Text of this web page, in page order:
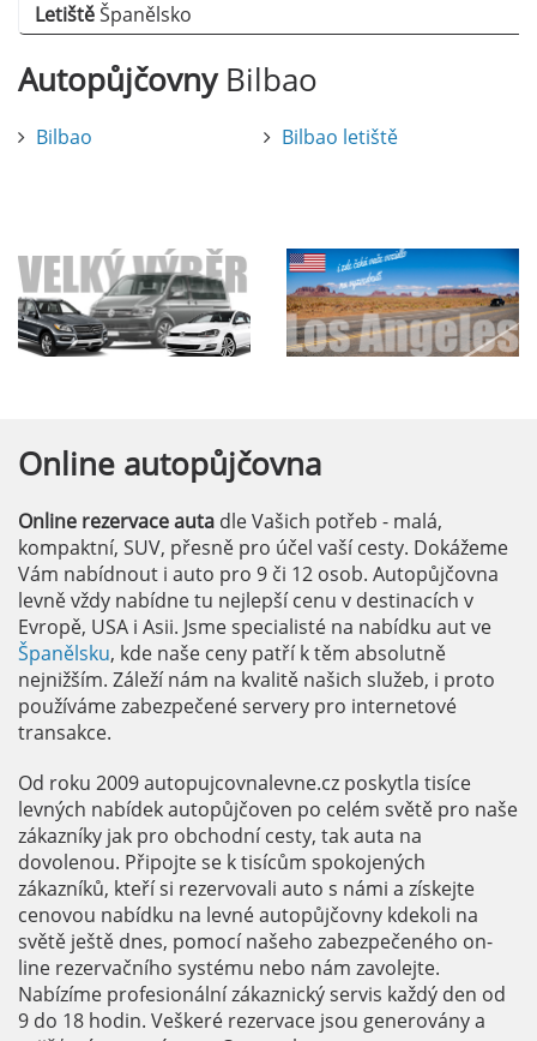
LetištěŠpanělsko
AutopůjčovnyBilbao
Bilbao Bilbao letiště
Online autopůjčovna
Online rezervace auta dle Vašich potřeb - malá,
kompaktní, SUV, přesně pro účel vaší cesty. Dokážeme
Vám nabídnout i auto pro 9 či 12 osob. Autopůjčovna
levně vždy nabídne tu nejlepší cenu v destinacích v
Evropě, USA i Asii. Jsme specialisté na nabídku aut ve
Španělsku, kde naše ceny patří k těm absolutně
nejnižším. Záleží nám na kvalitě našich služeb, i proto
používáme zabezpečené servery pro internetové
transakce.
Od roku 2009 autopujcovnalevne.cz poskytla tisíce
levných nabídek autopůjčoven po celém světě pro naše
zákazníky jak pro obchodní cesty, tak auta na
dovolenou. Připojte se k tisícům spokojených
zákazníků, kteří si rezervovali auto s námi a získejte
cenovou nabídku na levné autopůjčovny kdekoli na
světě ještě dnes, pomocí našeho zabezpečeného on-
line rezervačního systému nebo nám zavolejte.
Nabízíme profesionální zákaznický servis každý den od
9 do 18 hodin. Veškeré rezervace jsou generovány a